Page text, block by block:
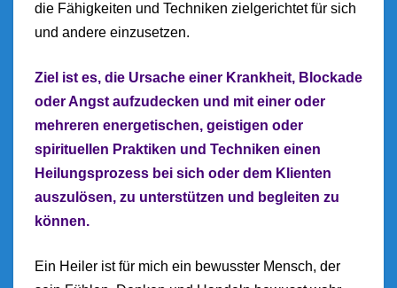
die Fähigkeiten und Techniken zielgerichtet für sich
und andere einzusetzen.
Ziel ist es, die Ursache einer Krankheit, Blockade
oder Angst aufzudecken und mit einer oder
mehreren energetischen, geistigen oder
spirituellen Praktiken und Techniken einen
Heilungsprozess bei sich oder dem Klienten
auszulösen, zu unterstützen und begleiten zu
können.
Ein Heiler ist für mich ein bewusster Mensch, der